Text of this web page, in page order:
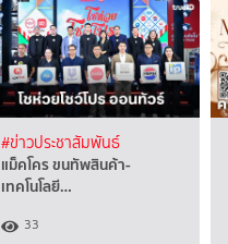
#ข่าวประชาสัมพันธ์
แม็คโคร ขนทัพสินค้า-
เทคโนโลยี…
33